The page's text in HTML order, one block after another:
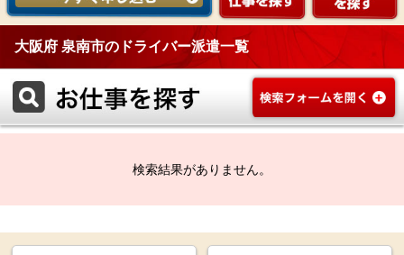
大阪府 泉南市のドライバー派遣一覧
検索結果がありません。